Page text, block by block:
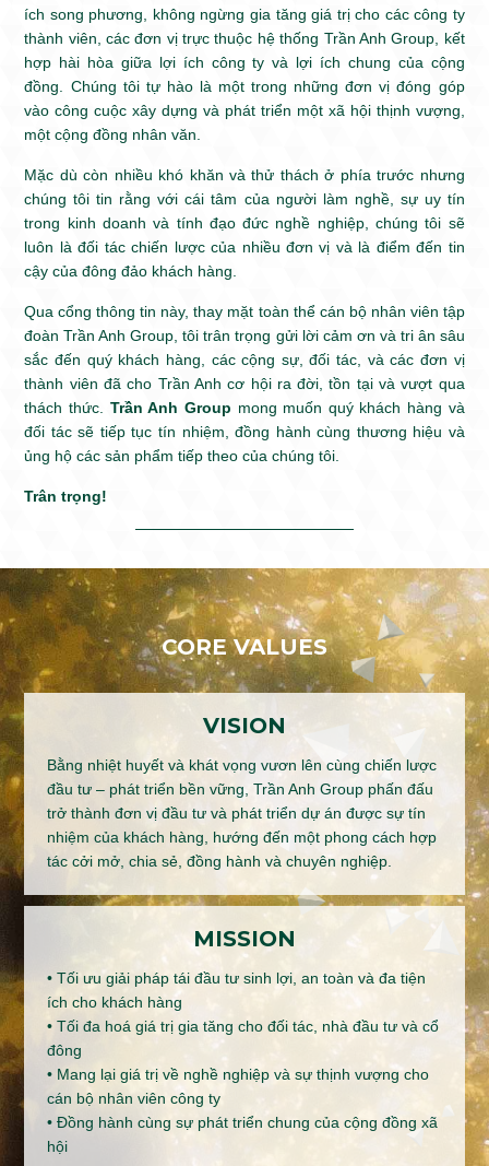
ích song phương, không ngừng gia tăng giá trị cho các công ty
thành viên, các đơn vị trực thuộc hệ thống Trần Anh Group, kết
hợp hài hòa giữa lợi ích công ty và lợi ích chung của cộng
đồng. Chúng tôi tự hào là một trong những đơn vị đóng góp
vào công cuộc xây dựng và phát triển một xã hội thịnh vượng,
một cộng đồng nhân văn.
Mặc dù còn nhiều khó khăn và thử thách ở phía trước nhưng
chúng tôi tin rằng với cái tâm của người làm nghề, sự uy tín
trong kinh doanh và tính đạo đức nghề nghiệp, chúng tôi sẽ
luôn là đối tác chiến lược của nhiều đơn vị và là điểm đến tin
cậy của đông đảo khách hàng.
Qua cổng thông tin này, thay mặt toàn thể cán bộ nhân viên tập
đoàn Trần Anh Group, tôi trân trọng gửi lời cảm ơn và tri ân sâu
sắc đến quý khách hàng, các cộng sự, đối tác, và các đơn vị
thành viên đã cho Trần Anh cơ hội ra đời, tồn tại và vượt qua
thách thức. Trần Anh Group mong muốn quý khách hàng và
đối tác sẽ tiếp tục tín nhiệm, đồng hành cùng thương hiệu và
ủng hộ các sản phẩm tiếp theo của chúng tôi.
Trân trọng!
CORE VALUES
VISION
Bằng nhiệt huyết và khát vọng vươn lên cùng chiến lược
đầu tư – phát triển bền vững, Trần Anh Group phấn đấu
trở thành đơn vị đầu tư và phát triển dự án được sự tín
nhiệm của khách hàng, hướng đến một phong cách hợp
tác cởi mở, chia sẻ, đồng hành và chuyên nghiệp.
MISSION
• Tối ưu giải pháp tái đầu tư sinh lợi, an toàn và đa tiện
ích cho khách hàng
• Tối đa hoá giá trị gia tăng cho đối tác, nhà đầu tư và cổ
đông
• Mang lại giá trị về nghề nghiệp và sự thịnh vượng cho
cán bộ nhân viên công ty
• Đồng hành cùng sự phát triển chung của cộng đồng xã
hội